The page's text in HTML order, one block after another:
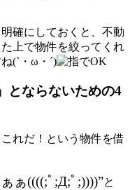
明確にしておくと、不動
上で物件を絞ってくれ
(`・ω・´)
とならないための4
れだ！という物件を借
ぁ((((;ﾟ;Д;ﾟ;))))”と